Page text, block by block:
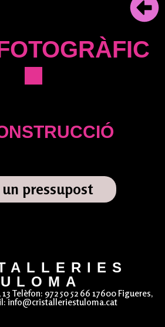
pressupost
Telèfon: 972 50 52 66 17600 Figueres,
info@cristalleriestuloma.cat